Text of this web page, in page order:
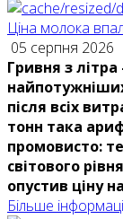
Ціна молока
05 серпня 2026
Гривня з
після всіх
тонн така
промовисто:
світового
опустив ціну
Більше